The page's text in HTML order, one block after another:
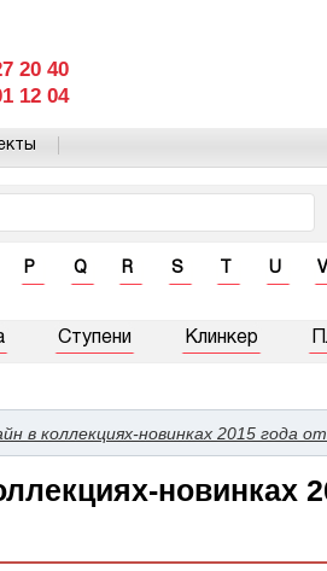
20 40
12 04
P Q R S U V
Ступени Клинкер
в коллекциях-новинках 2015 года
новинках